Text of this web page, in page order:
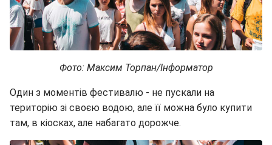
Фото: Максим Торпан/Інформатор
Один з моментів фестивалю - не пускали на
територію зі своєю водою, але її можна було купити
там, в кіосках, але набагато дорожче.